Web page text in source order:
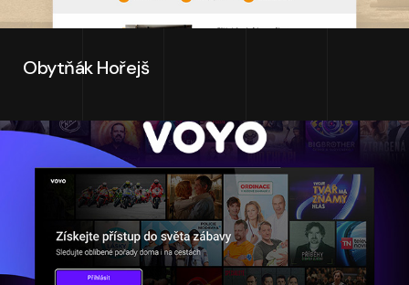
Obytňák Hořejš